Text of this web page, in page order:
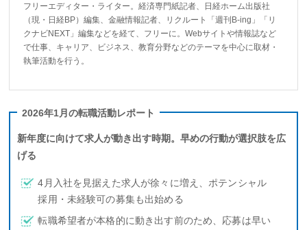
フリーエディター・ライター。経済専門紙記者、日経ホーム出版社
（現・日経BP）編集、金融情報記者、リクルート「週刊B-ing」「リ
クナビNEXT」編集などを経て、フリーに。Webサイトや情報誌など
で仕事、キャリア、ビジネス、教育分野などのテーマを中心に取材・
執筆活動を行う。
2026年1月の転職活動レポート
新年度に向けて求人が動き出す時期。早めの行動が選択肢を広
げる
4月入社を見据えた求人が徐々に増え、ポテンシャル
採用・未経験可の募集も出始める
転職希望者が本格的に動き出す前のため、応募は早い